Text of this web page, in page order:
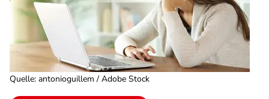
Quelle: antonioguillem / Adobe Stock